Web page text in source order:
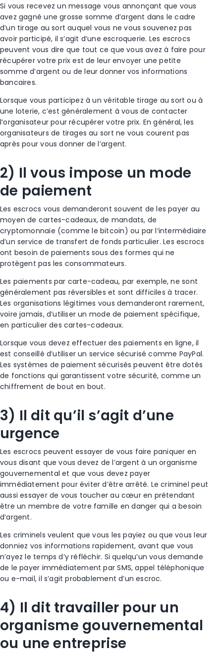
Si vous recevez un message vous annonçant que vous
avez gagné une grosse somme d’argent dans le cadre
d’un tirage au sort auquel vous ne vous souvenez pas
avoir participé, il s’agit d’une escroquerie. Les escrocs
peuvent vous dire que tout ce que vous avez à faire pour
récupérer votre prix est de leur envoyer une petite
somme d’argent ou de leur donner vos informations
bancaires.
Lorsque vous participez à un véritable tirage au sort ou à
une loterie, c’est généralement à vous de contacter
l’organisateur pour récupérer votre prix. En général, les
organisateurs de tirages au sort ne vous courent pas
après pour vous donner de l’argent.
2) Il vous impose un mode
de paiement
Les escrocs vous demanderont souvent de les payer au
moyen de cartes-cadeaux, de mandats, de
cryptomonnaie (comme lebitcoin) ou par l’intermédiaire
d’un service de transfert de fonds particulier.Les escrocs
ont besoin de paiements sous des formes qui ne
protègent pas les consommateurs.
Les paiements par carte-cadeau, par exemple, ne sont
généralement pas réversibles et sont difficiles à tracer.
Les organisations légitimes vous demanderont rarement,
voire jamais, d’utiliser un mode de paiement spécifique,
en particulier des cartes-cadeaux.
Lorsque vous devez effectuer des paiements en ligne, il
est conseillé d’utiliser un service sécurisé comme PayPal.
Les systèmes de paiement sécurisés peuvent être dotés
de fonctions qui garantissent votre sécurité, comme un
chiffrement de bout en bout.
3) Il dit qu’il s’agit d’une
urgence
Les escrocs peuvent essayer de vous faire paniquer en
vous disant que vous devez de l’argent à un organisme
gouvernemental et que vous devez payer
immédiatement pour éviter d’être arrêté. Le criminel peut
aussi essayer de vous toucher au cœur en prétendant
être un membre de votre famille en danger qui a besoin
d’argent.
Les criminels veulent que vous les payiez ou que vous leur
donniez vos informations rapidement, avant que vous
n’ayez le temps d’y réfléchir. Si quelqu’un vous demande
de le payer immédiatement parSMS,appel téléphonique
ou e-mail, il s’agit probablement d’unescroc.
4) Il dit travailler pour un
organisme gouvernemental
ou une entreprise